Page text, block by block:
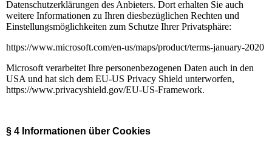
Datenschutzerklärungen des Anbieters. Dort erhalten Sie auch
weitere Informationen zu Ihren diesbezüglichen Rechten und
Einstellungsmöglichkeiten zum Schutze Ihrer Privatsphäre:
https://www.microsoft.com/en-us/maps/product/terms-january-2020
Microsoft verarbeitet Ihre personenbezogenen Daten auch in den
USA und hat sich dem EU-US Privacy Shield unterworfen,
https://www.privacyshield.gov/EU-US-Framework.
§ 4 Informationen über Cookies